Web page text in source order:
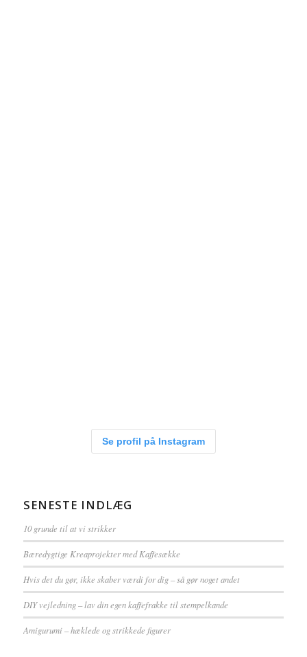
Se profil på Instagram
SENESTE INDLÆG
10 grunde til at vi strikker
Bæredygtige Kreaprojekter med Kaffesække
Hvis det du gør, ikke skaber værdi for dig – så gør noget andet
DIY vejledning – lav din egen kaffefrakke til stempelkande
Amigurumi – hæklede og strikkede figurer